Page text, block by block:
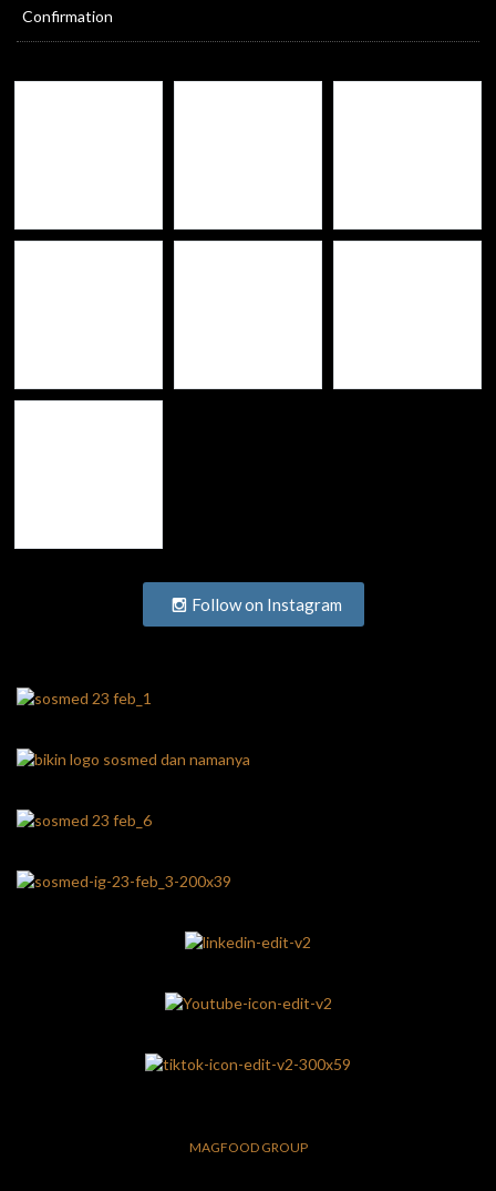
Confirmation
Follow on Instagram
MAGFOOD GROUP